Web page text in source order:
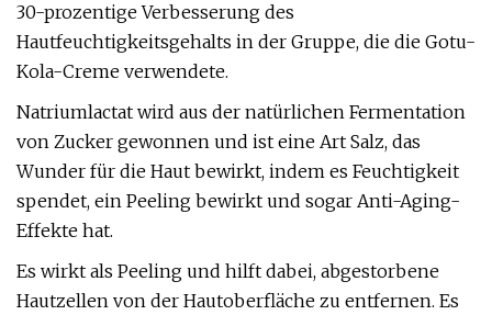
30-prozentige Verbesserung des
Hautfeuchtigkeitsgehalts in der Gruppe, die die Gotu-
Kola-Creme verwendete.
Natriumlactat wird aus der natürlichen Fermentation
von Zucker gewonnen und ist eine Art Salz, das
Wunder für die Haut bewirkt, indem es Feuchtigkeit
spendet, ein Peeling bewirkt und sogar Anti-Aging-
Effekte hat.
Es wirkt als Peeling und hilft dabei, abgestorbene
Hautzellen von der Hautoberfläche zu entfernen. Es